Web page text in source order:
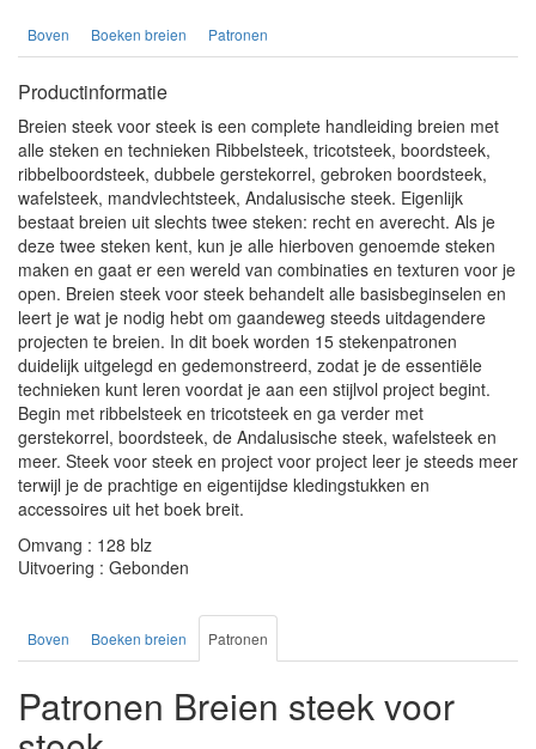
Boven Boeken breien Patronen
Productinformatie
Breien steek voor steek is een complete handleiding breien met
alle steken en technieken Ribbelsteek, tricotsteek, boordsteek,
ribbelboordsteek, dubbele gerstekorrel, gebroken boordsteek,
wafelsteek, mandvlechtsteek, Andalusische steek. Eigenlijk
bestaat breien uit slechts twee steken: recht en averecht. Als je
deze twee steken kent, kun je alle hierboven genoemde steken
maken en gaat er een wereld van combinaties en texturen voor je
open. Breien steek voor steek behandelt alle basisbeginselen en
leert je wat je nodig hebt om gaandeweg steeds uitdagendere
projecten te breien. In dit boek worden 15 stekenpatronen
duidelijk uitgelegd en gedemonstreerd, zodat je de essentiële
technieken kunt leren voordat je aan een stijlvol project begint.
Begin met ribbelsteek en tricotsteek en ga verder met
gerstekorrel, boordsteek, de Andalusische steek, wafelsteek en
meer. Steek voor steek en project voor project leer je steeds meer
terwijl je de prachtige en eigentijdse kledingstukken en
accessoires uit het boek breit.
Omvang : 128 blz
Uitvoering : Gebonden
Boven Boeken breien Patronen
Patronen Breien steek voor